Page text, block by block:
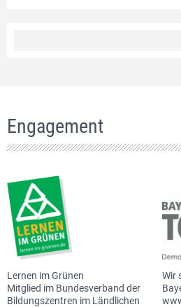
Engagement
Lernen im Grünen
Mitglied im Bundesverband der
Bildungszentren im Ländlichen
Wir